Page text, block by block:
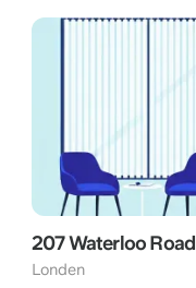
207 Waterloo Road
Londen